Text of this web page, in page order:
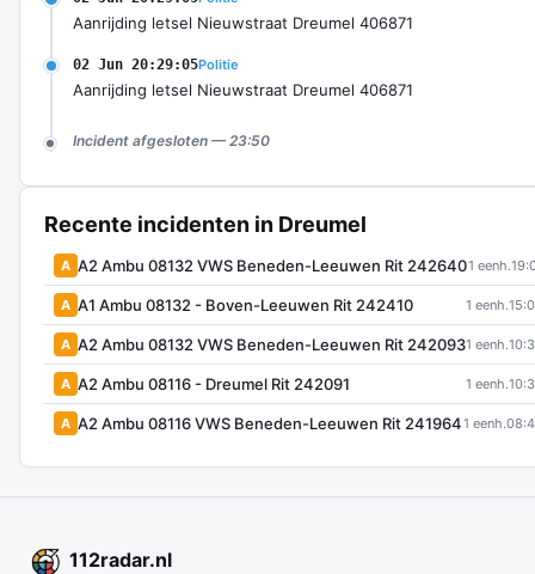
Aanrijding letsel Nieuwstraat Dreumel 406871
02 Jun 20:29:05Politie
Aanrijding letsel Nieuwstraat Dreumel 406871
Incident afgesloten — 23:50
Recente incidenten in Dreumel
A A2 Ambu 08132 VWS Beneden-Leeuwen Rit 2426401 eenh.
A A1 Ambu 08132 - Boven-Leeuwen Rit 242410 1 eenh.
A A2 Ambu 08132 VWS Beneden-Leeuwen Rit 2420931 eenh.
A A2 Ambu 08116 - Dreumel Rit 242091 1 eenh.
A A2 Ambu 08116 VWS Beneden-Leeuwen Rit 2419641 eenh.
112radar.nl